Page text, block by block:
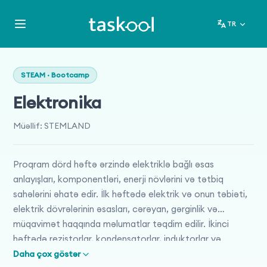
TR
STEAM · Bootcamp
Elektronika
Müəllif: STEMLAND
Proqram dörd həftə ərzində elektriklə bağlı əsas
anlayışları, komponentləri, enerji növlərini və tətbiq
sahələrini əhatə edir. İlk həftədə elektrik və onun təbiəti,
elektrik dövrələrinin əsasları, cərəyan, gərginlik və
müqavimət haqqında məlumatlar təqdim edilir. İkinci
həftədə rezistorlar, kondensatorlar, induktorlar və
yarımkeçiricilər kimi elektrik komponentləri öyrədilir.
Daha çox göstər